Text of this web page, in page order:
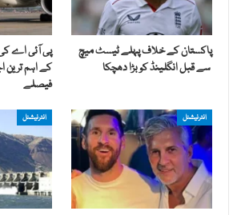
پاکستان کے خلاف پہلے ٹیسٹ میچ
سے قبل انگلینڈ کو بڑا دھچکا
پی آئی اے
کے اہم
فیصلے
انٹرنیشنل انٹرنیشنل